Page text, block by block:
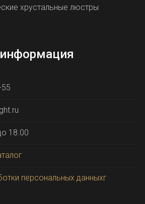
хрустальные люстры
18.00
персональных данныхг